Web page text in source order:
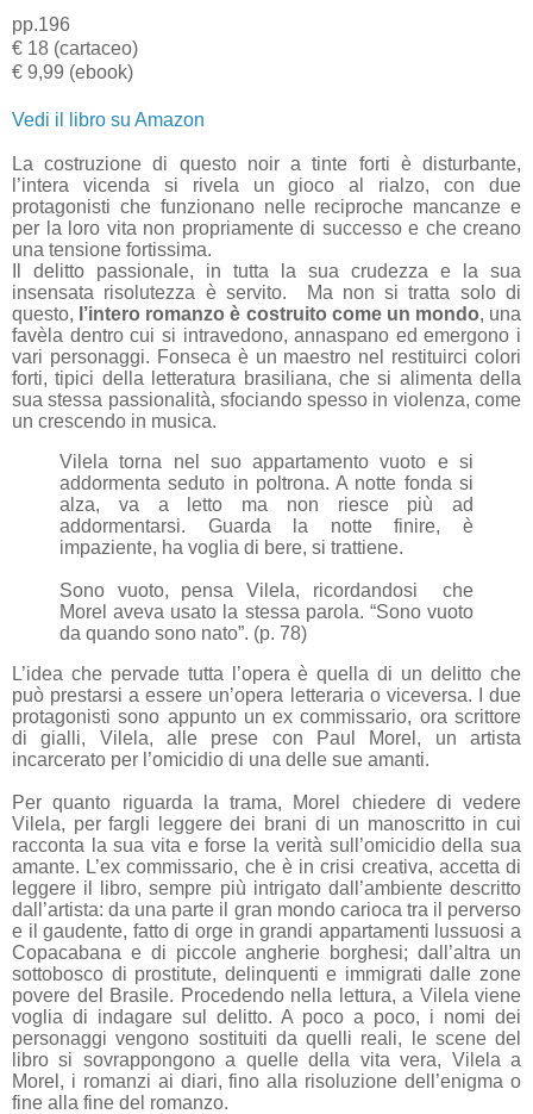
pp.196
€ 18 (cartaceo)
€ 9,99 (ebook)
Vedi il libro su Amazon
La costruzione di questo noir a tinte forti è disturbante,
l’intera vicenda si rivela un gioco al rialzo, con due
protagonisti che funzionano nelle reciproche mancanze e
per la loro vita non propriamente di successo e che creano
una tensione fortissima.
Il delitto passionale, in tutta la sua crudezza e la sua
insensata risolutezza è servito.
Ma non si tratta solo di
questo, l’intero romanzo è costruito come un mondo, una
favèla dentro cui si intravedono, annaspano ed emergono i
vari personaggi. Fonseca è un maestro nel restituirci colori
forti, tipici della letteratura brasiliana, che si alimenta della
sua stessa passionalità, sfociando spesso in violenza, come
un crescendo in musica.
Vilela torna nel suo appartamento vuoto e si
addormenta seduto in poltrona. A notte fonda si
alza, va a letto ma non riesce più ad
addormentarsi. Guarda la notte finire, è
impaziente, ha voglia di bere, si trattiene.
Sono vuoto, pensa Vilela, ricordandosi
che
Morel aveva usato la stessa parola. “Sono vuoto
da quando sono nato”. (p. 78)
L’idea che pervade tutta l’opera è quella di un delitto che
può prestarsi a essere un’opera letteraria o viceversa. I due
protagonisti sono appunto un ex commissario, ora scrittore
di gialli, Vilela, alle prese con Paul Morel, un artista
incarcerato per l’omicidio di una delle sue amanti.
Per quanto riguarda la trama, Morel chiedere di vedere
Vilela, per fargli leggere dei brani di un manoscritto in cui
racconta la sua vita e forse la verità sull’omicidio della sua
amante. L’ex commissario, che è in crisi creativa, accetta di
leggere il libro, sempre più intrigato dall’ambiente descritto
dall’artista: da una parte il gran mondo carioca tra il perverso
e il gaudente, fatto di orge in grandi appartamenti lussuosi a
Copacabana e di piccole angherie borghesi; dall’altra un
sottobosco di prostitute, delinquenti e immigrati dalle zone
povere del Brasile. Procedendo nella lettura, a Vilela viene
voglia di indagare sul delitto. A poco a poco, i nomi dei
personaggi vengono sostituiti da quelli reali, le scene del
libro si sovrappongono a quelle della vita vera, Vilela a
Morel, i romanzi ai diari, fino alla risoluzione dell’enigma o
fine alla fine del romanzo.